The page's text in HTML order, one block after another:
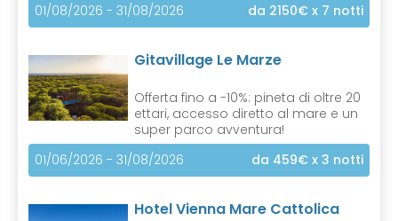
01/08/2026 - 31/08/2026
da 2150€ x 7 notti
Gitavillage Le Marze
Offerta fino a -10%: pineta di oltre 20
ettari, accesso diretto al mare e un
super parco avventura!
01/06/2026 - 31/08/2026
da 459€ x 3 notti
Hotel Vienna Mare Cattolica